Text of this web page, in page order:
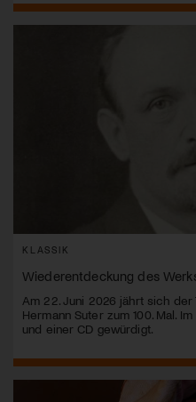
KLASSIK
Wiederentdeckung des
Am 22. Juni 2026 jährt sich
Hermann Suter zum 100. Mal.
und einer CD gewürdigt.